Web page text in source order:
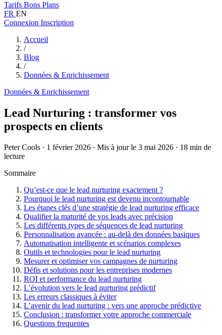
Tarifs Bons Plans
FR EN
Connexion Inscription
Accueil
/
Blog
/
Données & Enrichissement
Données & Enrichissement
Lead Nurturing : transformer vos
prospects en clients
Peter Cools · 1 février 2026 · Mis à jour le 3 mai 2026 · 18 min de
lecture
Sommaire
Qu’est-ce que le lead nurturing exactement ?
Pourquoi le lead nurturing est devenu incontournable
Les étapes clés d’une stratégie de lead nurturing efficace
Qualifier la maturité de vos leads avec précision
Les différents types de séquences de lead nurturing
Personnalisation avancée : au-delà des données basiques
Automatisation intelligente et scénarios complexes
Outils et technologies pour le lead nurturing
Mesurer et optimiser vos campagnes de nurturing
Défis et solutions pour les entreprises modernes
ROI et performance du lead nurturing
L’évolution vers le lead nurturing prédictif
Les erreurs classiques à éviter
L’avenir du lead nurturing : vers une approche prédictive
Conclusion : transformer votre approche commerciale
Questions frequentes